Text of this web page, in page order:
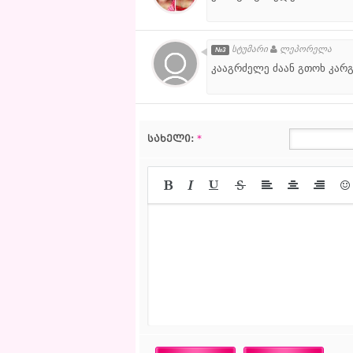
№3 სტუმარი ლეპორელა
კააგრძელე ძაან გთოხ
სახელი: *